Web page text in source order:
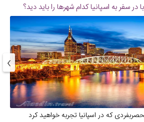
سفر به اسپانیا کدام شهرها را باید دید؟
›